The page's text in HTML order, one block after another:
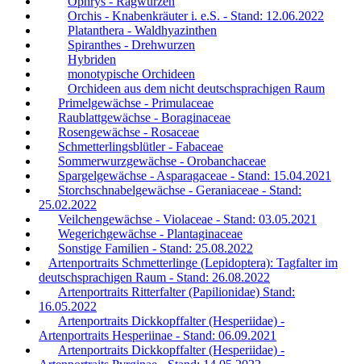
Orchis - Knabenkräuter i. e.S. - Stand: 12.06.2022
Platanthera - Waldhyazinthen
Spiranthes - Drehwurzen
Hybriden
monotypische Orchideen
Orchideen aus dem nicht deutschsprachigen Raum
Primelgewächse - Primulaceae
Raublattgewächse - Boraginaceae
Rosengewächse - Rosaceae
Schmetterlingsblütler - Fabaceae
Sommerwurzgewächse - Orobanchaceae
Spargelgewächse - Asparagaceae - Stand: 15.04.2021
Storchschnabelgewächse - Geraniaceae - Stand:
25.02.2022
Veilchengewächse - Violaceae - Stand: 03.05.2021
Wegerichgewächse - Plantaginaceae
Sonstige Familien - Stand: 25.08.2022
Artenportraits Schmetterlinge (Lepidoptera): Tagfalter im
deutschsprachigen Raum - Stand: 26.08.2022
Artenportraits Ritterfalter (Papilionidae) Stand:
16.05.2022
Artenportraits Dickkopffalter (Hesperiidae) -
Artenportraits Hesperiinae - Stand: 06.09.2021
Artenportraits Dickkopffalter (Hesperiidae) -